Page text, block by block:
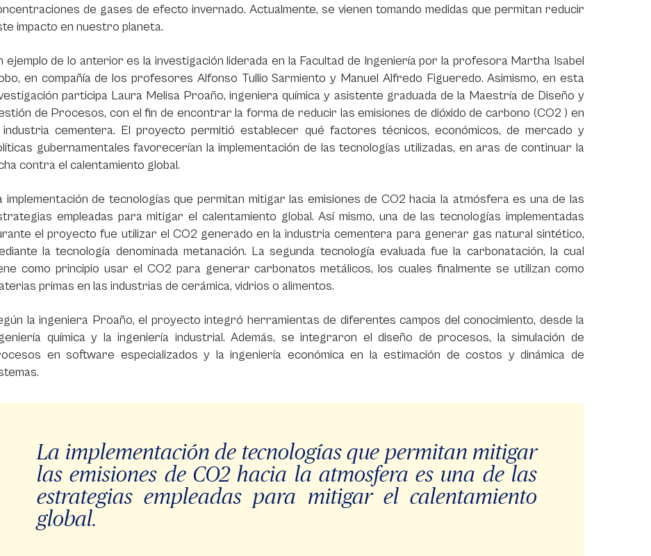
de gases de efecto invernado. Actualmente, se vienen tomando medidas que permitan reducir
impacto en nuestro planeta.
ejemplo de lo anterior es la investigación liderada en la Facultad de Ingeniería por la profesora Martha Isabel
en compañía de los profesores Alfonso Tullio Sarmiento y Manuel Alfredo Figueredo. Asimismo, en esta
participa Laura Melisa Proaño, ingeniera química y asistente graduada de la Maestría de Diseño y
de Procesos, con el fin de encontrar la forma de reducir las emisiones de dióxido de carbono (CO2 ) en
industria cementera. El proyecto permitió establecer qué factores técnicos, económicos, de mercado y
gubernamentales favorecerían la implementación de las tecnologías utilizadas, en aras de continuar la
contra el calentamiento global.
implementación de tecnologías que permitan mitigar las emisiones de CO2 hacia la atmósfera es una de las
empleadas para mitigar el calentamiento global. Así mismo, una de las tecnologías implementadas
el proyecto fue utilizar el CO2 generado en la industria cementera para generar gas natural sintético,
la tecnología denominada metanación. La segunda tecnología evaluada fue la carbonatación, la cual
como principio usar el CO2 para generar carbonatos metálicos, los cuales finalmente se utilizan como
primas en las industrias de cerámica, vidrios o alimentos.
la ingeniera Proaño, el proyecto integró herramientas de diferentes campos del conocimiento, desde la
química y la ingeniería industrial. Además, se integraron el diseño de procesos, la simulación de
en software especializados y la ingeniería económica en la estimación de costos y dinámica de
La implementación de tecnologías que permitan mitigar
las emisiones de CO2 hacia la atmosfera es una de las
estrategias empleadas para mitigar el calentamiento
global.